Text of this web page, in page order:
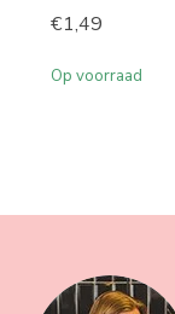
€1,49
Op voorraad